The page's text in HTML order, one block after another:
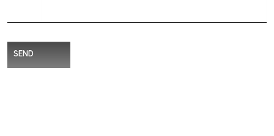
SEND